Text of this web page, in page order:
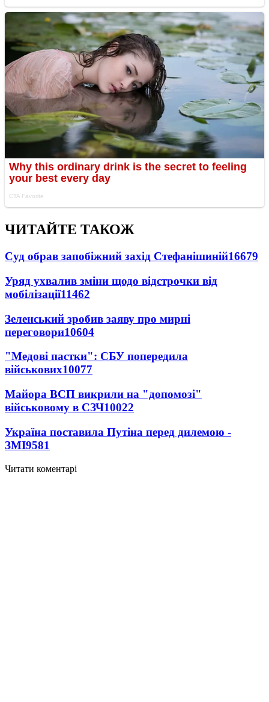
ЧИТАЙТЕ ТАКОЖ
Суд обрав запобіжний захід Стефанішиній16679
Уряд ухвалив зміни щодо відстрочки від
мобілізації11462
Зеленський зробив заяву про мирні
переговори10604
"Медові пастки": СБУ попередила
військових10077
Майора ВСП викрили на "допомозі"
військовому в СЗЧ10022
Україна поставила Путіна перед дилемою -
ЗМІ9581
Читати коментарі